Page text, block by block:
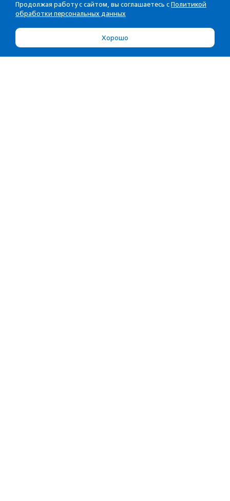
Продолжая работу с сайтом, вы соглашаетесь с Политикой
обработки персональных данных
Хорошо